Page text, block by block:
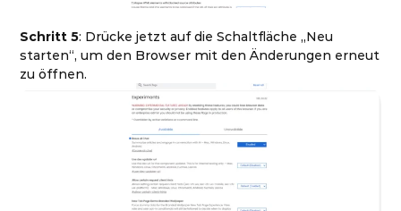
Schritt 5: Drücke jetzt auf die Schaltfläche „Neu
starten“, um den Browser mit den Änderungen erneut
zu öffnen.